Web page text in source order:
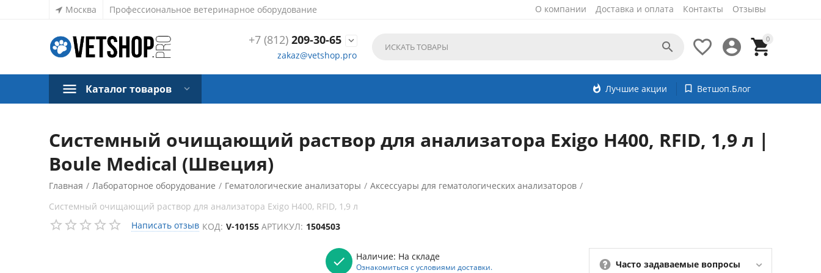
Москва Профессиональное ветеринарное оборудование О компании Доставка и оплата Контакты Отзывы
+7 (812)209-30-65 
zakaz@vetshop.pro
0




Каталог товаров whatshot Лучшие акции bookmark_border Ветшоп.Блог
Системный очищающий раствор для анализатора Exigo H400, RFID, 1,9 л |
Boule Medical (Швеция)
Главная / Лабораторное оборудование / Гематологические анализаторы / Аксессуары для гематологических анализаторов /
Системный очищающий раствор для анализатора Exigo H400, RFID, 1,9 л
Написать отзыв КОД: V-10155 АРТИКУЛ: 1504503
Наличие: На складе
Ознакомиться с условиями доставки. Часто задаваемые вопросы